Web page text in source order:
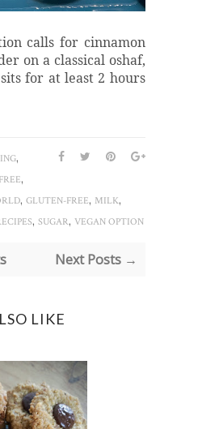
calls for cinnamon
on a classical oshaf,
for at least 2 hours
,
,
, GLUTEN-FREE, MILK,
, SUGAR, VEGAN OPTION
Next Posts →
LIKE